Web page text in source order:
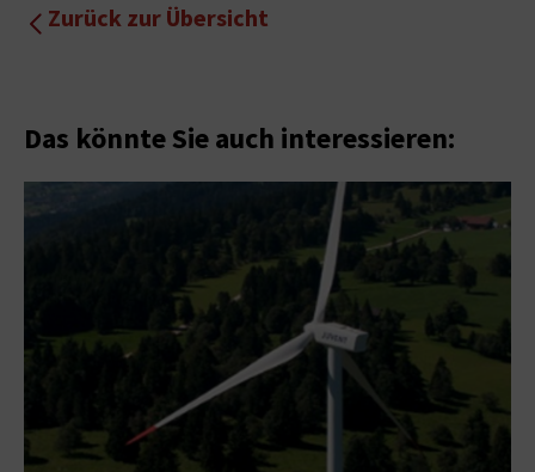
Zurück zur Übersicht
Das könnte Sie auch interessieren: